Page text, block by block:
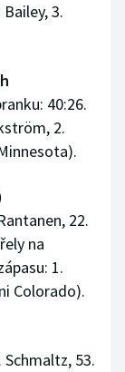
3.
40:26.
2.
22.
na
1.
Colorado).
Schmaltz, 53.